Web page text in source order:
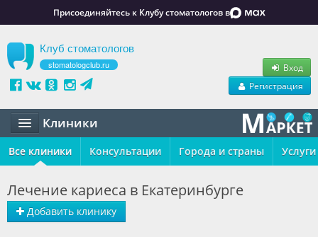
Присоединяйтесь к Клубу стоматологов в
Клуб стоматологов
stomatologclub.ru
Вход
Регистрация
Клиники
Статьи
Обучение
Все клиники Консультации Города и страны Услуги
Добавить клинику
Лечение кариеса в Екатеринбурге